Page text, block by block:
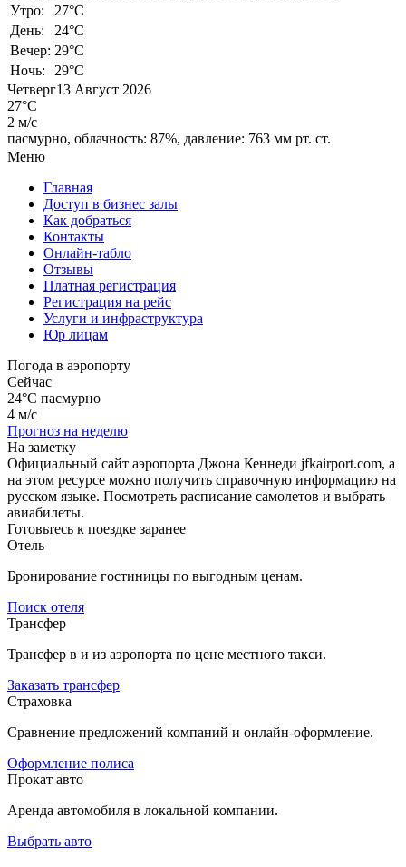
Утро:
27°C
День:
24°C
Вечер: 29°C
Ночь:
29°C
Четверг13 Август 2026
27°C
2 м/с
пасмурно, облачность: 87%, давление: 763 мм рт. ст.
Меню
Главная
Доступ в бизнес залы
Как добраться
Контакты
Онлайн-табло
Отзывы
Платная регистрация
Регистрация на рейс
Услуги и инфраструктура
Юр лицам
Погода в аэропорту
Сейчас
24°C пасмурно
4 м/с
Прогноз на неделю
На заметку
Официальный сайт аэропорта Джона Кеннеди jfkairport.com, а
на этом ресурсе можно получить справочную информацию на
русском языке. Посмотреть расписание самолетов и выбрать
авиабилеты.
Готовьтесь к поездке заранее
Отель
Бронирование гостиницы по выгодным ценам.
Поиск отеля
Трансфер
Трансфер в и из аэропорта по цене местного такси.
Заказать трансфер
Страховка
Сравнение предложений компаний и онлайн-оформление.
Оформление полиса
Прокат авто
Аренда автомобиля в локальной компании.
Выбрать авто